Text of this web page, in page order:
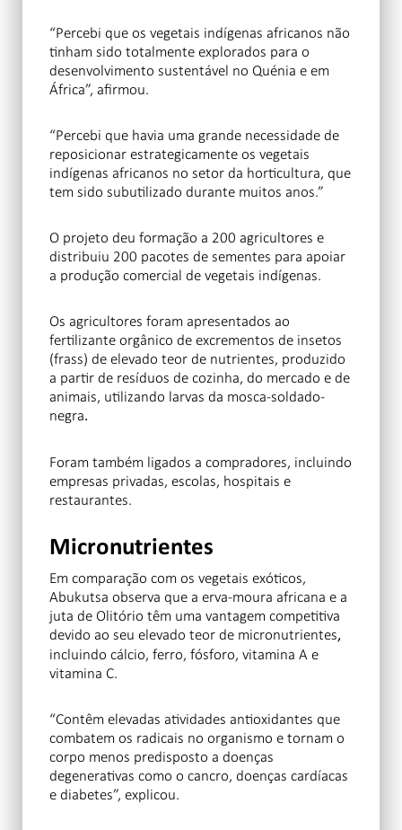
“Percebi que os vegetais indígenas africanos não
tinham sido totalmente explorados para o
desenvolvimento sustentável no Quénia e em
África”, afirmou.
“Percebi que havia uma grande necessidade de
reposicionar estrategicamente os vegetais
indígenas africanos no setor da horticultura, que
tem sido subutilizado durante muitos anos.”
O projeto deu formação a 200 agricultores e
distribuiu 200 pacotes de sementes para apoiar
a produção comercial de vegetais indígenas.
Os agricultores foram apresentados ao
fertilizante orgânico de excrementos de insetos
(frass) de elevado teor de nutrientes, produzido
a partir de resíduos de cozinha, do mercado e de
animais, utilizando larvas da mosca-soldado-
negra.
Foram também ligados a compradores, incluindo
empresas privadas, escolas, hospitais e
restaurantes.
Micronutrientes
Em comparação com os vegetais exóticos,
Abukutsa observa que a erva-moura africana e a
juta de Olitório têm uma vantagem competitiva
devido ao seu elevado teor de micronutrientes,
incluindo cálcio, ferro, fósforo, vitamina A e
vitamina C.
“Contêm elevadas atividades antioxidantes que
combatem os radicais no organismo e tornam o
corpo menos predisposto a doenças
degenerativas como o cancro, doenças cardíacas
e diabetes”, explicou.